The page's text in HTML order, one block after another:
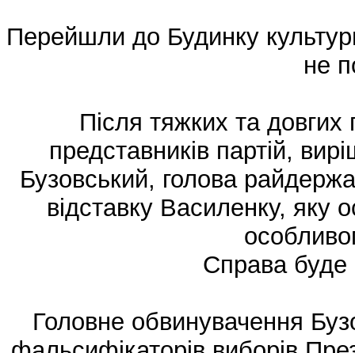
Перейшли до Будинку
не
Після тяжких та
представників партій,
Бузовський, голова
відставку Василенку, яку
Справа буде
Головне обвинувачення